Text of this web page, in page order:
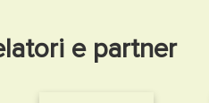
e partner